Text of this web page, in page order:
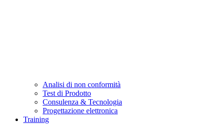
Analisi di non conformità
Test di Prodotto
Consulenza & Tecnologia
Progettazione elettronica
Training